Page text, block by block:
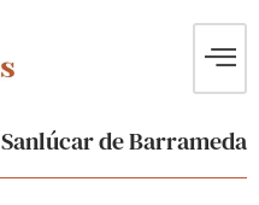
Sanlúcar de Barrameda